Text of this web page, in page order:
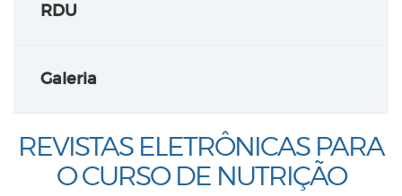
RDU
Galeria
REVISTAS ELETRÔNICAS PARA
O CURSO DE NUTRIÇÃO